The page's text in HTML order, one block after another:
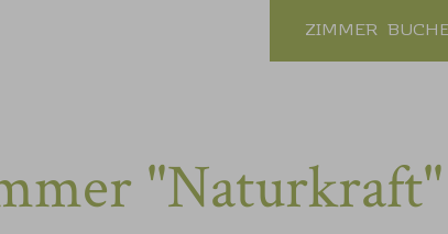
ZIMMER